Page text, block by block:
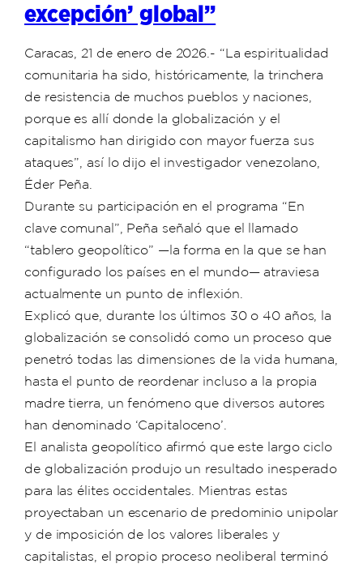
excepción’ global”
Caracas, 21 de enero de 2026.- “La espiritualidad
comunitaria ha sido, históricamente, la trinchera
de resistencia de muchos pueblos y naciones,
porque es allí donde la globalización y el
capitalismo han dirigido con mayor fuerza sus
ataques”, así lo dijo el investigador venezolano,
Éder Peña.
Durante su participación en el programa “En
clave comunal”, Peña señaló que el llamado
“tablero geopolítico” —la forma en la que se han
configurado los países en el mundo— atraviesa
actualmente un punto de inflexión.
Explicó que, durante los últimos 30 o 40 años, la
globalización se consolidó como un proceso que
penetró todas las dimensiones de la vida humana,
hasta el punto de reordenar incluso a la propia
madre tierra, un fenómeno que diversos autores
han denominado ‘Capitaloceno’.
El analista geopolítico afirmó que este largo ciclo
de globalización produjo un resultado inesperado
para las élites occidentales. Mientras estas
proyectaban un escenario de predominio unipolar
y de imposición de los valores liberales y
capitalistas, el propio proceso neoliberal terminó